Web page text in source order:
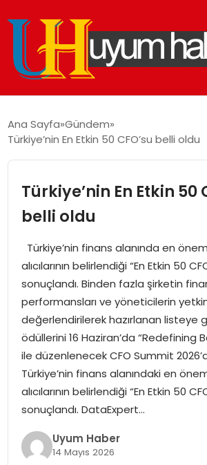
EKONOMI
SIYASET
DÜNYA
SPOR
TEKNOLOJI
SAĞLIK
MAGAZIN
YAŞAM
Ana Sayfa Gündem
Türkiye’nin En Etkin 50 CFO’su belli oldu
Türkiye’nin En Etkin 50
belli oldu
Türkiye’nin finans alanında en
alıcılarının belirlendiği “En Etkin 50
sonuçlandı. Binden fazla şirketin
performansları ve yöneticilerin
değerlendirilerek hazırlanan listeye
ödüllerini 16 Haziran’da “Redefining
ile düzenlenecek CFO Summit
Türkiye’nin finans alanındaki en
alıcılarının belirlendiği “En Etkin 50
sonuçlandı. DataExpert…
Uyum Haber
14 Mayıs 2026